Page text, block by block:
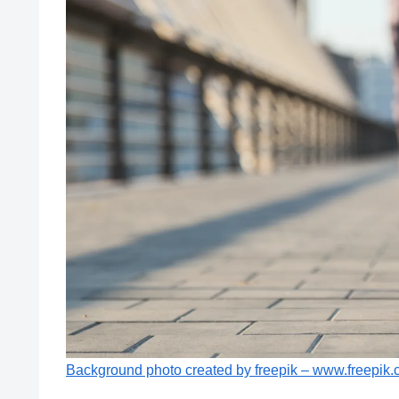
Background photo created by freepik –